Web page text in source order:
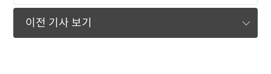
이전 기사 보기